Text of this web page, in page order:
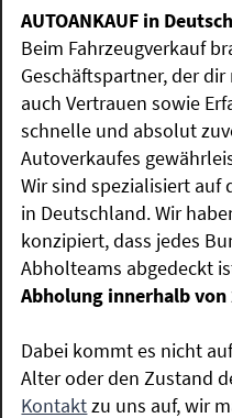
AUTOANKAUF in
Beim Fahrzeugverkauf
Geschäftspartner, der
auch Vertrauen sowie
schnelle und absolut
Autoverkaufes
Wir sind spezialisiert auf
in Deutschland. Wir
konzipiert, dass jedes
Abholteams abgedeckt
Abholung innerhalb von
Dabei kommt es nicht
Alter oder den Zustand
Kontaktzu uns auf, wir